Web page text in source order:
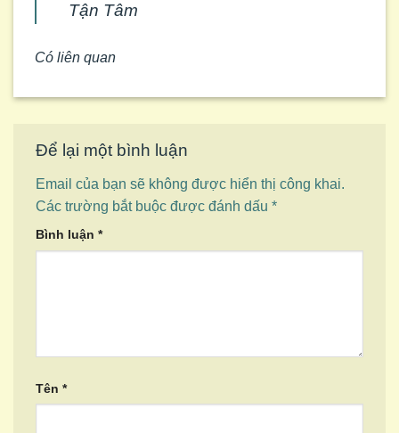
Tận Tâm
Có liên quan
Để lại một bình luận
Email của bạn sẽ không được hiển thị công khai.
Các trường bắt buộc được đánh dấu *
Bình luận *
Tên *